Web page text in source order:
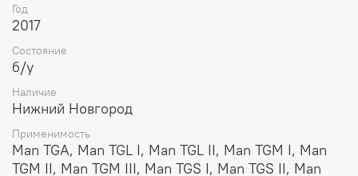
Год
2017
Состояние
б/у
Наличие
Нижний Новгород
Применимость
Man TGA, Man TGL I, Man TGL II, Man TGM I, Man
TGM II, Man TGM III, Man TGS I, Man TGS II, Man